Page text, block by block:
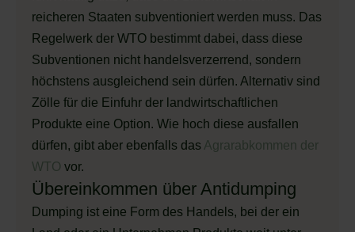
reicheren Staaten subventioniert werden muss. Das
Regelwerk der WTO bestimmt dabei, dass diese
Subventionen nicht handelsverzerrend, sondern
höchstens ausgleichend sein dürfen. Alternativ sind
Zölle für die Einfuhr der landwirtschaftlichen
Produkte eine Option. Wie hoch diese ausfallen
dürfen, gibt aber ebenfalls das Agrarabkommen der
WTO vor.
Übereinkommen über Antidumping
Dumping ist eine Form des Handels, bei der ein